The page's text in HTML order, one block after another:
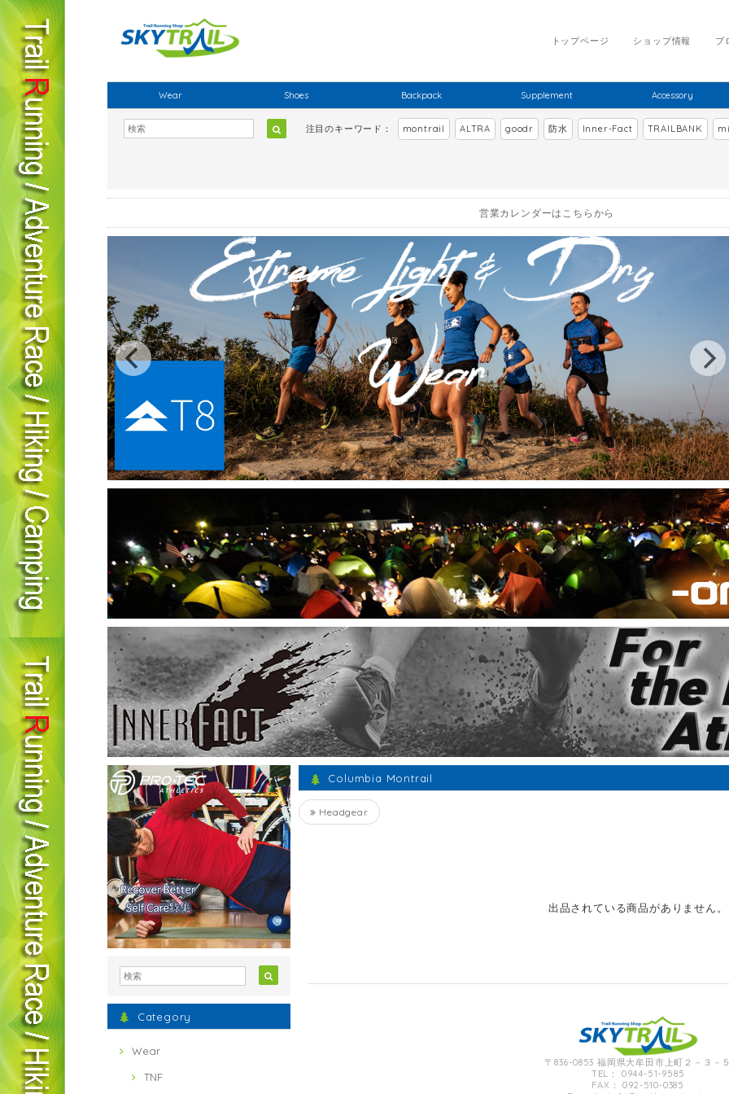
ブ
ショップ情報
トップページ
Wear Shoes Backpack Supplement Accessory
注目のキーワード： montrail ALTRA goodr 防水 Inner-Fact TRAILBANK
営業カレンダーはこちらから
Category
Wear
TNF
Columbia Montrail
Headgear
出品されている商品がありません。
〒836-0853 福岡県大牟田市上町２－３－
TEL： 0944-51-9585
FAX： 092-510-0385